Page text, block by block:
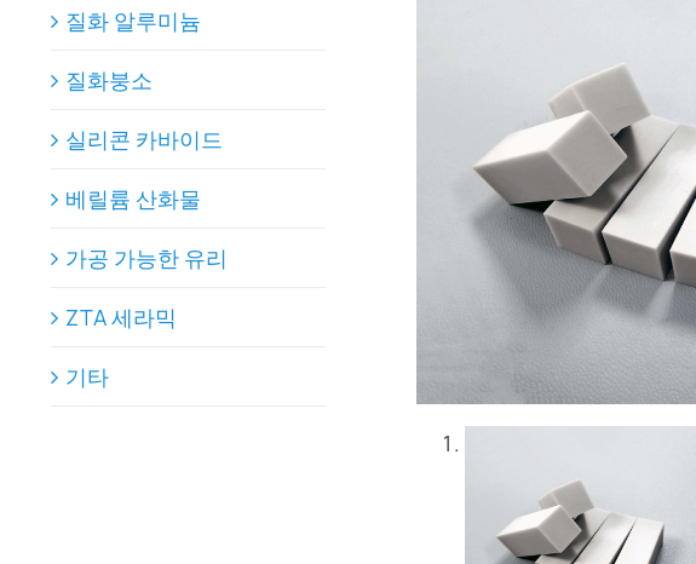
질화 알루미늄
질화붕소
실리콘 카바이드
베릴륨 산화물
가공 가능한 유리
ZTA 세라믹
기타